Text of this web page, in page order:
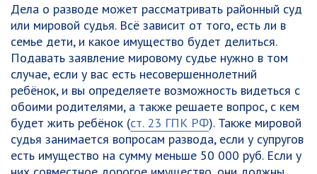
Дела о разводе может рассматривать районный суд
или мировой судья. Всё зависит от того, есть ли в
семье дети, и какое имущество будет делиться.
Подавать заявление мировому судье нужно в том
случае, если у вас есть несовершеннолетний
ребёнок, и вы определяете возможность видеться с
обоими родителями, а также решаете вопрос, с кем
будет жить ребёнок (ст. 23 ГПК РФ). Также мировой
судья занимается вопросам развода, если у супругов
есть имущество на сумму меньше 50 000 руб.Если у